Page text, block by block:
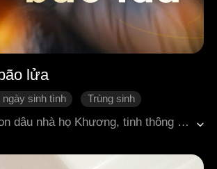
lửa
ngày sinh tình
Trùng sinh
yêu thập niên xưa
Nhan Tâm cô con dâu nhà họ Khương, tinh thông y thuật vì cứu chữa một mật thám hấp hối mà vô tình bị cuốn vào vòng xoáy tranh đấu giữa các quân phiệt.Vị đô đốc lạnh lùng Cảnh Nguyên Chiêu, để điều tra chân tướng, đã giam giữ Nhan Tâm trong biệt viện. Thế nhưng trong quá trình giám sát, hắn lại bị sự thông minh và cốt cách của cô thu hút. Ban đầu hắn muốn cướp đoạt vợ người ta, nhưng Nhan Tâm lại trở thành "em gái kết nghĩa" của hắn, thậm chí còn vướng vào rắc rối với… cậu ruột của hắn! Khi những hiểu lầm dần được hóa giải, giữa thời loạn lửa đạn, hai tâm hồn kiêu ngạo từ đối đầu, cưỡng đoạt chuyển thành sát cánh bên nhau.Tình yêu của họ, rồi cũng sẽ tiếp tục nở rộ giữa khói lửa loạn thế…